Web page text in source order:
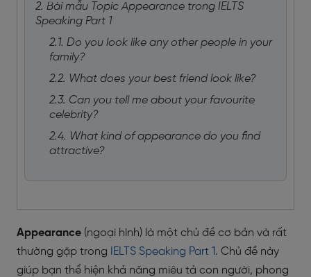
2. Bài mẫu Topic Appearance trong IELTS
Speaking Part 1
2.1. Do you look like any other people in your
family?
2.2. What does your best friend look like?
2.3. Can you tell me about your favourite
celebrity?
2.4. What kind of appearance do you find
attractive?
Appearance (ngoại hình) là một chủ đề cơ bản và rất
thường gặp trong
IELTS Speaking Part 1. Chủ đề này
giúp bạn thể hiện khả năng miêu tả con người, phong